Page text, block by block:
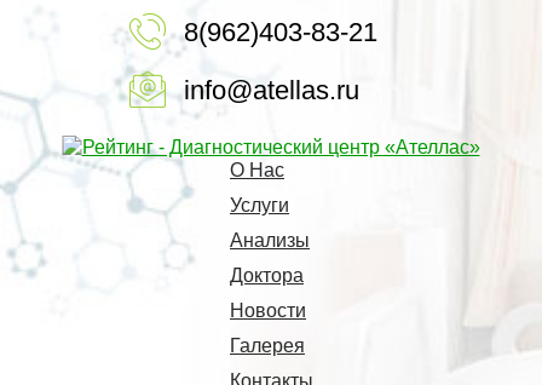
8(962)403-83-21
info@atellas.ru
О Нас
Услуги
Анализы
Доктора
Новости
Галерея
Контакты